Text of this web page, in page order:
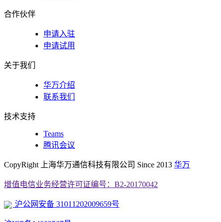
合作伙伴
申请入驻
申请试用
关于我们
华万介绍
联系我们
技术支持
Teams
腾讯会议
CopyRight 上海华万通信科技有限公司 Since 2013 华万
增值电信业务经营许可证编号：B2-20170042
沪公网安备 31011202009659号